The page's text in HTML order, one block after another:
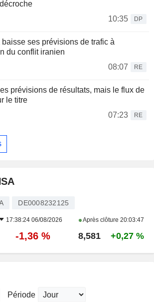
10:35
DP
baisse ses prévisions de trafic à
du conflit iranien
08:07
RE
prévisions de résultats, mais le flux de
le titre
07:23
RE
DE0008232125
17:38:24 06/08/2026 Après clôture 20:03:47
-1,36 % 8,581 +0,27 %
Période